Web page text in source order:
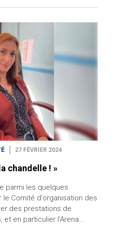
27 FÉVRIER 2024
chandelle ! »
parmi les quelques
Comité d'organisation des
des prestations de
et en particulier l'Arena…